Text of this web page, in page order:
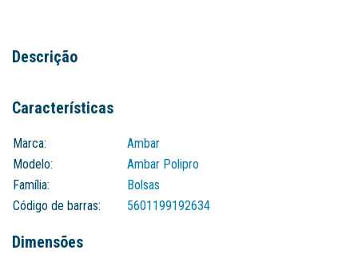
Descrição
Características
Marca:
Ambar
Modelo:
Ambar Polipro
Família:
Bolsas
Código de barras:
5601199192634
Dimensões